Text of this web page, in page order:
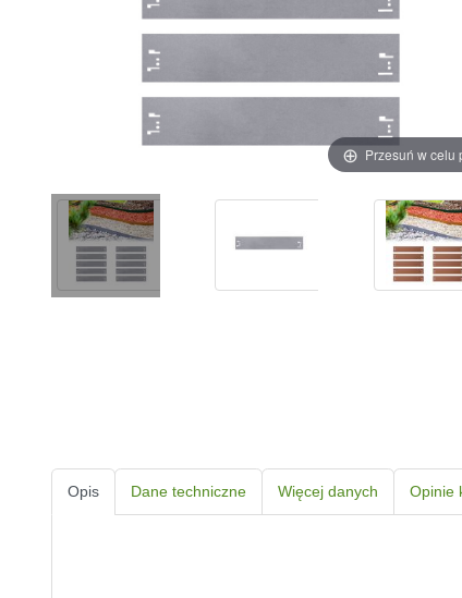
Przesuń w celu
Opis Dane techniczne Więcej danych Opinie